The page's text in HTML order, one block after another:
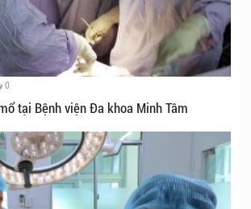
0
tại Bệnh viện Đa khoa Minh Tâm